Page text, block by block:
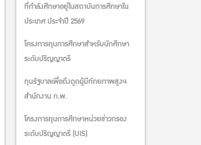
ที่กำลังศึกษาอยู่ในสถาบันการศึกษาใน
ประเทศ ประจำปี 2569
โครงการทุนการศึกษาสำหรับนักศึกษา
ระดับปริญญาตรี
ทุนรัฐบาลเพื่อถึงดูดผู้มีทักยภาพสูงฯ
สำนักงาน ก.พ.
โครงการทุนการศึกษาหน่วยข่าวกรอง
ระดับปริญญาตรี (UIS)